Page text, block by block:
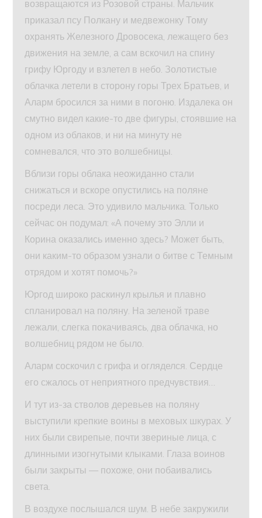
возвращаются из Розовой страны. Мальчик
приказал псу Полкану и медвежонку Тому
охранять Железного Дровосека, лежащего без
движения на земле, а сам вскочил на спину
грифу Юргоду и взлетел в небо. Золотистые
облачка летели в сторону горы Трех Братьев, и
Аларм бросился за ними в погоню. Издалека он
смутно видел какие-то две фигуры, стоявшие на
одном из облаков, и ни на минуту не
сомневался, что это волшебницы.
Вблизи горы облака неожиданно стали
снижаться и вскоре опустились на поляне
посреди леса. Это удивило мальчика. Только
сейчас он подумал: «А почему это Элли и
Корина оказались именно здесь? Может быть,
они каким-то образом узнали о битве с Темным
отрядом и хотят помочь?»
Юргод широко раскинул крылья и плавно
спланировал на поляну. На зеленой траве
лежали, слегка покачиваясь, два облачка, но
волшебниц рядом не было.
Аларм соскочил с грифа и огляделся. Сердце
его сжалось от неприятного предчувствия…
И тут из-за стволов деревьев на поляну
выступили крепкие воины в меховых шкурах. У
них были свирепые, почти звериные лица, с
длинными изогнутыми клыками. Глаза воинов
были закрыты — похоже, они побаивались
света.
В воздухе послышался шум. В небе закружили